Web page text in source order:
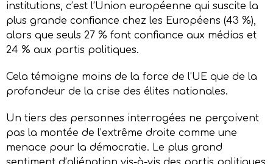
institutions, c’est l’Union européenne qui suscite la
plus grande confiance chez les Européens (43 %),
alors que seuls 27 % font confiance aux médias et
24 % aux partis politiques.
Cela témoigne moins de la force de l’UE que de la
profondeur de la crise des élites nationales.
Un tiers des personnes interrogées ne perçoivent
pas la montée de l’extrême droite comme une
menace pour la démocratie. Le plus grand